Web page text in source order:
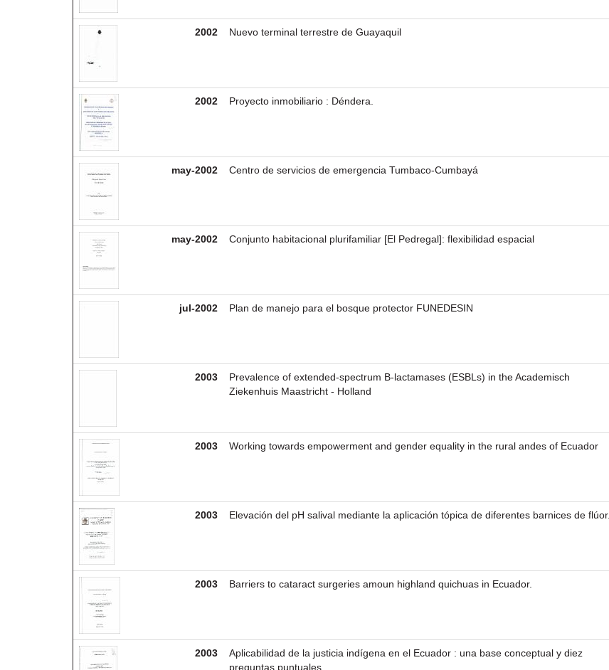
2002 Nuevo terminal terrestre de Guayaquil
2002 Proyecto inmobiliario : Déndera.
may-2002 Centro de servicios de emergencia Tumbaco-Cumbayá
may-2002 Conjunto habitacional plurifamiliar [El Pedregal]: flexibilidad espacial
jul-2002 Plan de manejo para el bosque protector FUNEDESIN
2003
Prevalence of extended-spectrum B-lactamases (ESBLs) in the Academisch
Ziekenhuis Maastricht - Holland
2003 Working towards empowerment and gender equality in the rural andes of Ecuador
2003 Elevación del pH salival mediante la aplicación tópica de diferentes barnices de flúor.
2003 Barriers to cataract surgeries amoun highland quichuas in Ecuador.
2003
Aplicabilidad de la justicia indígena en el Ecuador : una base conceptual y diez
preguntas puntuales.